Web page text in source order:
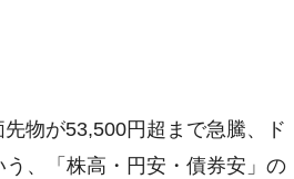
物が53,500円超まで急騰、ド
、「株高・円安・債券安」の